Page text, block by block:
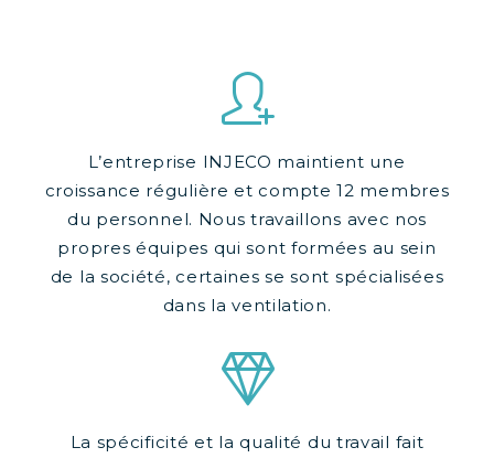
L’entreprise INJECO maintient une
croissance régulière et compte 12 membres
du personnel. Nous travaillons avec nos
propres équipes qui sont formées au sein
de la société, certaines se sont spécialisées
dans la ventilation.
La spécificité et la qualité du travail fait